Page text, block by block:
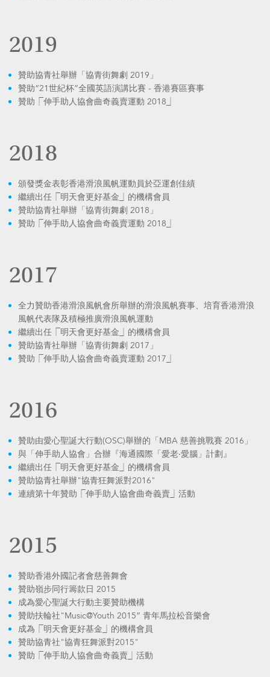
2019
贊助協青社舉辦「協青街舞劇 2019」
贊助“21世紀杯”全國英語演講比賽 - 香港賽區賽事
贊助⎾伸手助人協會曲奇義賣運動 2018⏌
2018
頒發獎金表彰香港滑浪風帆運動員於亞運創佳績
繼續出任⎾明天會更好基金⏌的機構會員
贊助協青社舉辦「協青街舞劇 2018」
贊助⎾伸手助人協會曲奇義賣運動 2018⏌
2017
全力贊助香港滑浪風帆會所舉辦的滑浪風帆賽事、培育香港滑浪
風帆代表隊及積極推廣滑浪風帆運動
繼續出任⎾明天會更好基金⏌的機構會員
贊助協青社舉辦「協青街舞劇 2017」
贊助⎾伸手助人協會曲奇義賣運動 2017⏌
2016
贊助由愛心聖誕大行動(OSC)舉辦的「MBA 慈善挑戰賽 2016」
與「伸手助人協會」合辦『海通國際「愛老‧愛腦」計劃』
繼續出任⎾明天會更好基金⏌的機構會員
贊助協青社舉辦"協青狂舞派對2016"
連續第十年贊助⎾伸手助人協會曲奇義賣⏌活動
2015
贊助香港外國記者會慈善舞會
贊助嶺步同行籌款日 2015
成為愛心聖誕大行動主要贊助機構
贊助扶輪社"Music@Youth 2015” 青年馬拉松音樂會
成為⎾明天會更好基金⏌的機構會員
贊助協青社"協青狂舞派對2015"
贊助⎾伸手助人協會曲奇義賣⏌活動